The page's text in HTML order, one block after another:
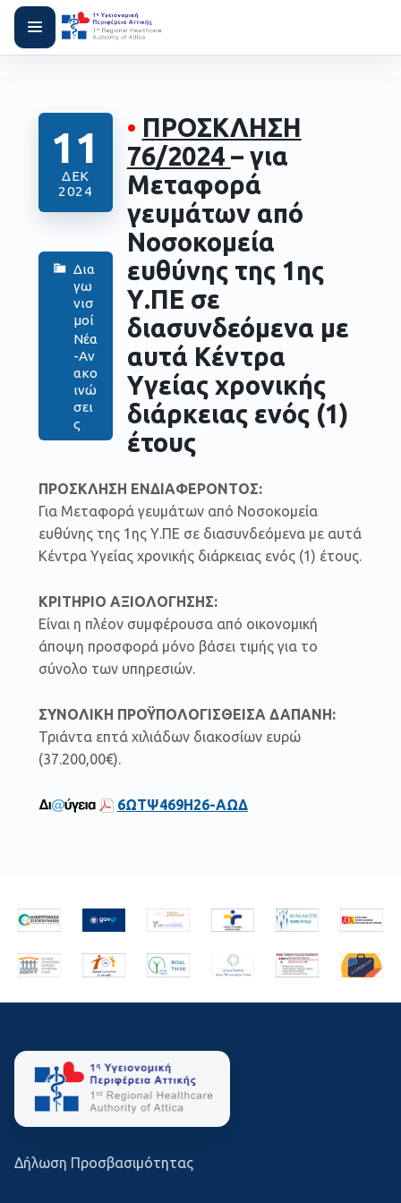
11
ΔΕΚ
2024
Δια
γω
νισ
μοί
Νέα
-Αν
ακο
ινώ
σει
ς
• ΠΡΟΣΚΛΗΣΗ
76/2024 – για
Μεταφορά
γευμάτων από
Νοσοκομεία
ευθύνης της 1ης
Υ.ΠΕ σε
διασυνδεόμενα με
αυτά Κέντρα
Υγείας χρονικής
διάρκειας ενός (1)
έτους
ΠΡΟΣΚΛΗΣΗ ΕΝΔΙΑΦΕΡΟΝΤΟΣ:
Για Μεταφορά γευμάτων από Νοσοκομεία
ευθύνης της 1ης Υ.ΠΕ σε διασυνδεόμενα με αυτά
Κέντρα Υγείας χρονικής διάρκειας ενός (1) έτους.
ΚΡΙΤΗΡΙΟ ΑΞΙΟΛΟΓΗΣΗΣ:
Είναι η πλέον συμφέρουσα από οικονομική
άποψη προσφορά μόνο βάσει τιμής για το
σύνολο των υπηρεσιών.
ΣΥΝΟΛΙΚΗ ΠΡΟΫΠΟΛΟΓΙΣΘΕΙΣΑ ΔΑΠΑΝΗ:
Τριάντα επτά χιλιάδων διακοσίων ευρώ
(37.200,00€).
6ΩΤΨ469Η26-ΑΩΔ
Δήλωση Προσβασιμότητας